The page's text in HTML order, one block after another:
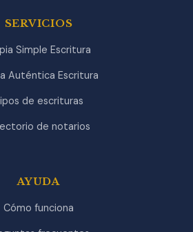
SERVICIOS
Simple Escritura
Auténtica Escritura
de escrituras
de notarios
AYUDA
Cómo funciona